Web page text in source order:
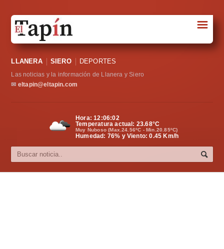
Sociedad
Política
Cultura
☰
LLANERA SIERO DEPORTES
Las noticias y la información de Llanera y Siero
✉ eltapin@eltapin.com
Hora:12:06:03
Temperatura actual: 23.68°C
Muy Nuboso (Max.24.56ºC - Min.20.85ºC)
Humedad: 76% y Viento: 0.45 Km/h